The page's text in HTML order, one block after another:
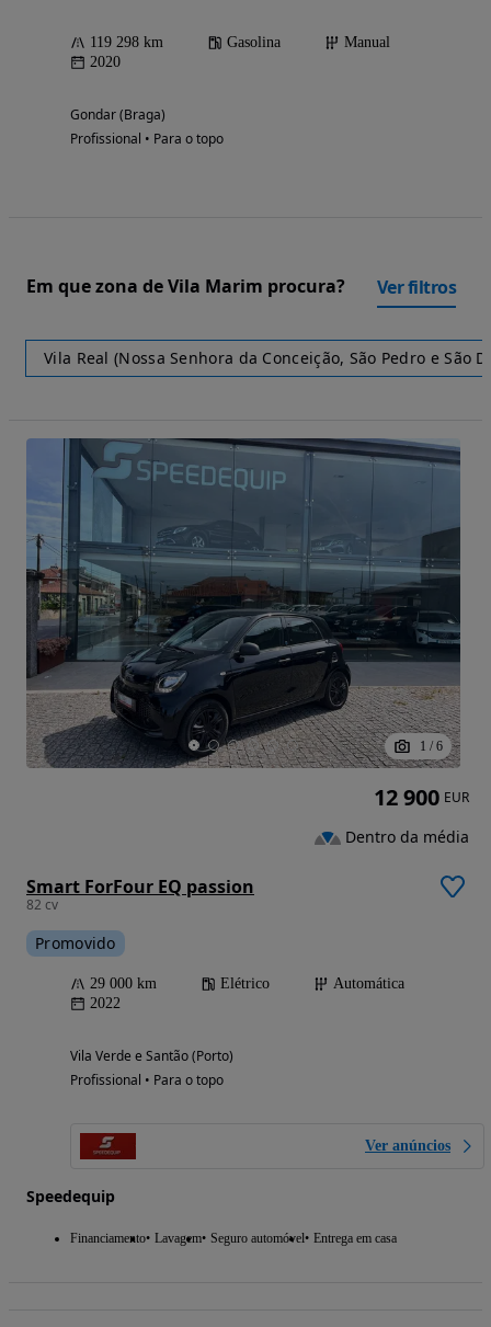
119 298 km Gasolina
Manual
2020
Gondar (Braga)
Profissional • Para o topo
Em que zona de Vila Marim procura? Ver filtros
Vila Real (Nossa Senhora da Conceição, São Pedro e São
1 / 6
Smart ForFour EQ passion
82 cv
Promovido
29 000 km Elétrico
Automática
2022
Vila Verde e Santão (Porto)
Profissional • Para o topo
Ver anúncios
Speedequip
Financiamento Lavagem Seguro automóvel Entrega em casa
12 900 EUR
Dentro da média